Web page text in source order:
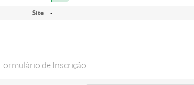
Site -
Formulário de Inscrição